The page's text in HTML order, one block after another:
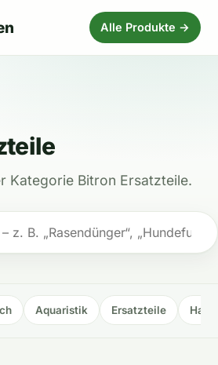
Alle Produkte →
Kategorie Bitron Ersatzteile.
Aquaristik Ersatzteile